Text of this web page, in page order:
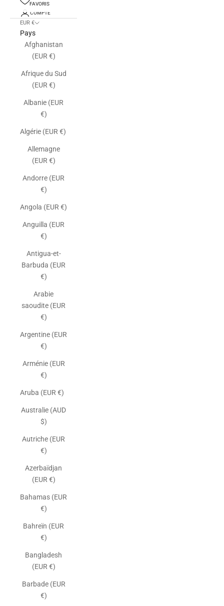
FAVORIS
COMPTE
EUR €
Pays
Afghanistan
(EUR €)
Afrique du Sud
(EUR €)
Albanie (EUR
€)
Algérie (EUR €)
Allemagne
(EUR €)
Andorre (EUR
€)
Angola (EUR €)
Anguilla (EUR
€)
Antigua-et-
Barbuda (EUR
€)
Arabie
saoudite (EUR
€)
Argentine (EUR
€)
Arménie (EUR
€)
Aruba (EUR €)
Australie (AUD
$)
Autriche (EUR
€)
Azerbaïdjan
(EUR €)
Bahamas (EUR
€)
Bahreïn (EUR
€)
Bangladesh
(EUR €)
Barbade (EUR
€)